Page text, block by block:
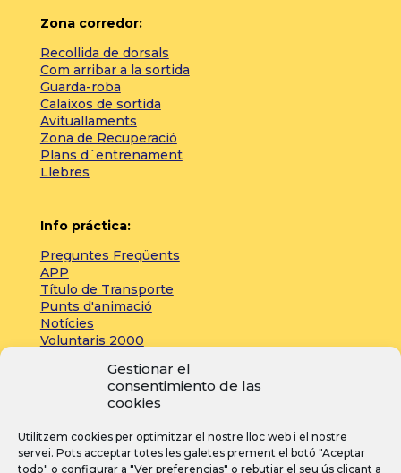
Gestionar el
consentimiento de las
cookies
Utilitzem cookies per optimitzar el nostre lloc web i el nostre
servei. Pots acceptar totes les galetes prement el botó "Aceptar
todo" o configurar a "Ver preferencias" o rebutjar el seu ús clicant a
Zona corredor:
Recollida de dorsals
Com arribar a la sortida
Guarda-roba
Calaixos de sortida
Avituallaments
Zona de Recuperació
Plans d´entrenament
Llebres
Info práctica:
Preguntes Freqüents
APP
Título de Transporte
Punts d'animació
Notícies
Voluntaris 2000
Zona de prensa:
Acreditacions
Inscripcions